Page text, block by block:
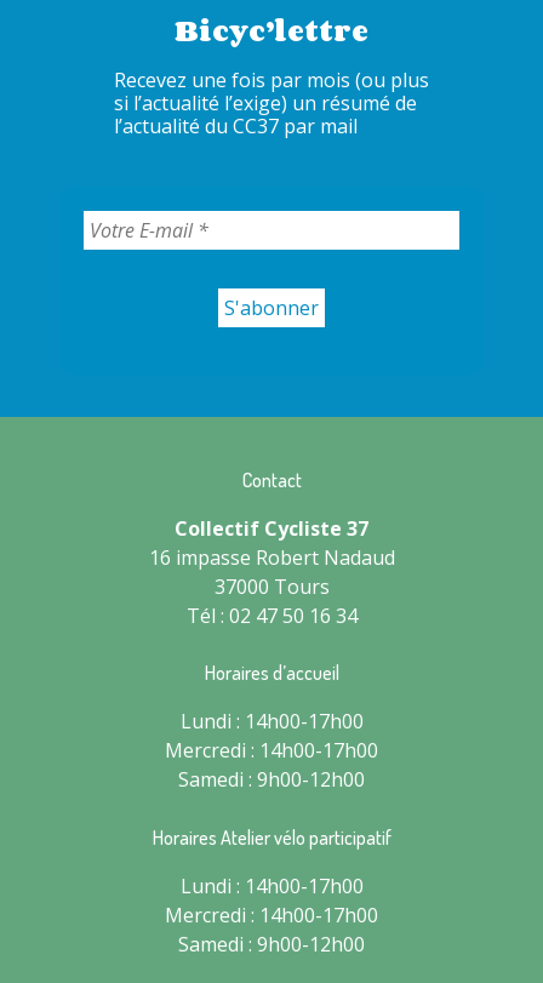
Bicyc’lettre
Recevez une fois par mois (ou plus
si l’actualité l’exige) un résumé de
l’actualité du CC37 par mail
Contact
Collectif Cycliste 37
16 impasse Robert Nadaud
37000 Tours
Tél : 02 47 50 16 34
Horaires d’accueil
Lundi : 14h00-17h00
Mercredi : 14h00-17h00
Samedi : 9h00-12h00
Horaires Atelier vélo participatif
Lundi : 14h00-17h00
Mercredi : 14h00-17h00
Samedi : 9h00-12h00